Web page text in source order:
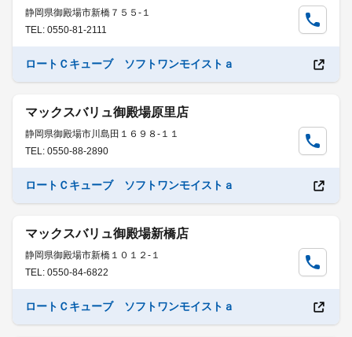
静岡県御殿場市新橋７５５-１
TEL: 0550-81-2111
ロートＣキューブ ソフトワンモイストａ
マックスバリュ御殿場原里店
静岡県御殿場市川島田１６９８-１１
TEL: 0550-88-2890
ロートＣキューブ ソフトワンモイストａ
マックスバリュ御殿場新橋店
静岡県御殿場市新橋１０１２-１
TEL: 0550-84-6822
ロートＣキューブ ソフトワンモイストａ